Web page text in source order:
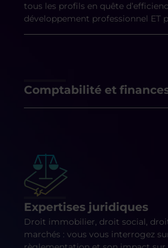
tous les profils en quête
développement professionnel ET
Comptabilité et
Expertises juridiques
Droit immobilier, droit social,
marchés : vous vous interrogez